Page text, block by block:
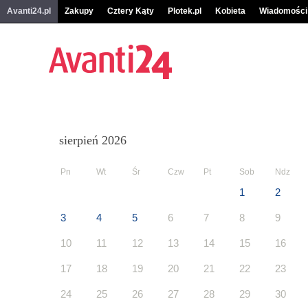
Avanti24.pl Zakupy Cztery Kąty Plotek.pl Kobieta Wiadomości
sierpień 2026
Pn Wt Śr Czw Pt Sob Ndz
1 2
3 4 5 6 7 8 9
10 11 12 13 14 15 16
17 18 19 20 21 22 23
24 25 26 27 28 29 30